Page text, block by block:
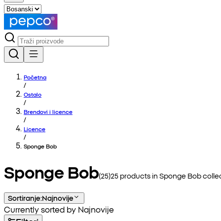
Početna
/
Ostalo
/
Brendovi i licence
/
Licence
/
Sponge Bob
Sponge Bob(25)25 products inSponge Bob
Sortiranje:Najnovije
Currently sorted by Najnovije